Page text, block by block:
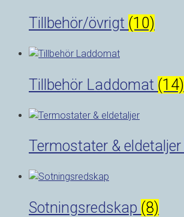
Tillbehör/övrigt (10)
Tillbehör Laddomat (14)
Termostater & eldetaljer
Sotningsredskap (8)